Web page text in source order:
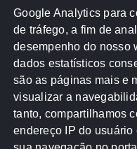
Atricon Audicom
CREA-MT Eventos
MPF Notícias
Receita Federal
TCE-MT TCU
Google Analytics para
de tráfego, a fim de
desempenho do nosso
dados estatísticos
são as páginas mais e
visualizar a
tanto, compartilhamos
endereço IP do